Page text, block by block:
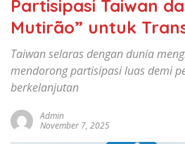
Partisipasi Taiwan
Mutirão” untuk
Taiwan selaras dengan dunia
mendorong partisipasi luas demi
berkelanjutan
Admin
November 7, 2025